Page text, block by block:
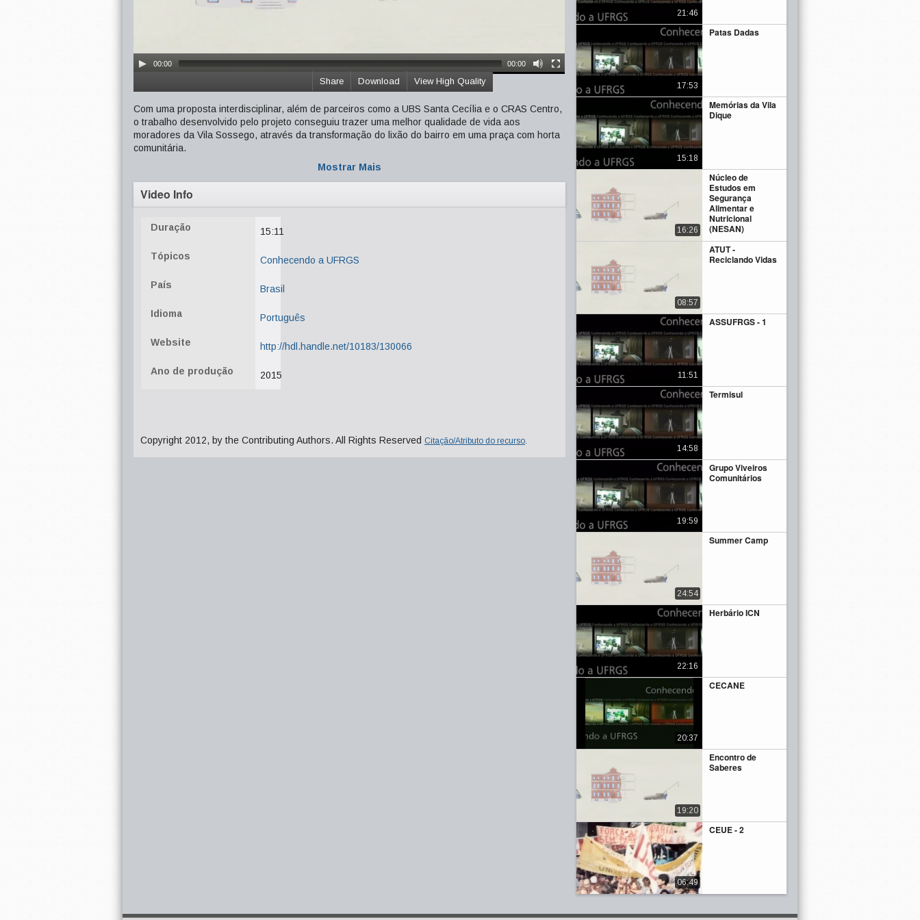
00:00 00:00
View High Quality
Download
Share
Com uma proposta interdisciplinar, além de parceiros como a UBS Santa Cecília e o CRAS Centro,
o trabalho desenvolvido pelo projeto conseguiu trazer uma melhor qualidade de vida aos
moradores da Vila Sossego, através da transformação do lixão do bairro em uma praça com horta
comunitária.
Mostrar Mais
Video Info
Duração 15:11
Tópicos Conhecendo a UFRGS
País Brasil
Idioma Português
Website http://hdl.handle.net/10183/130066
Ano de produção 2015
Copyright 2012, by the Contributing Authors. All Rights Reserved Citação/Atributo do recurso.
21:46
Patas Dadas
17:53
Memórias da Vila
Dique
15:18
Núcleo de
Estudos em
Segurança
Alimentar e
Nutricional
(NESAN)
16:26
ATUT -
Reciclando Vidas
08:57
ASSUFRGS - 1
11:51
Termisul
14:58
Grupo Viveiros
Comunitários
19:59
Summer Camp
24:54
Herbário ICN
22:16
CECANE
20:37
Encontro de
Saberes
19:20
CEUE - 2
06:49